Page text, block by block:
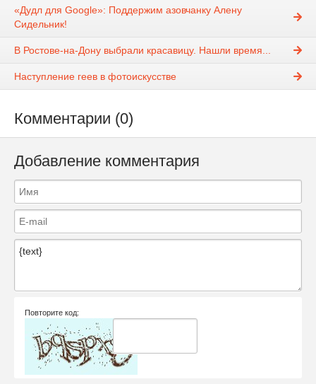
«Дудл для Google»: Поддержим азовчанку Алену
Сидельник!
В Ростове-на-Дону выбрали красавицу. Нашли время...
Наступление геев в фотоискусстве
Комментарии (0)
Добавление комментария
Повторите код: